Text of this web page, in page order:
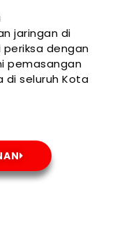
jaringan di
dengan
pemasangan
di seluruh Kota